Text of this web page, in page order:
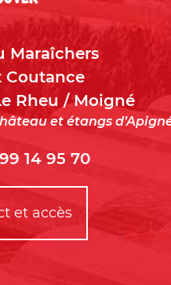
Maraîchers
Coutance
Rheu / Moigné
et étangs
14 95 70
et accès